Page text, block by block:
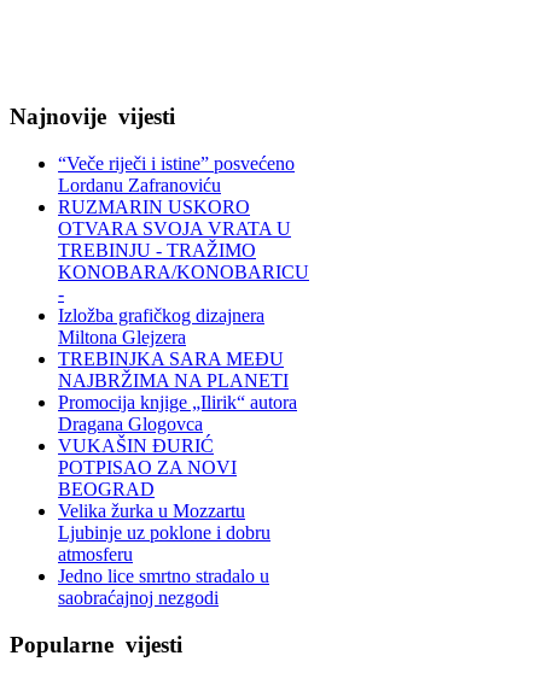
Najnovije vijesti
“Veče riječi i istine” posvećeno
Lordanu Zafranoviću
RUZMARIN USKORO
OTVARA SVOJA VRATA U
TREBINJU - TRAŽIMO
KONOBARA/KONOBARICU
-
Izložba grafičkog dizajnera
Miltona Glejzera
TREBINЈKA SARA MEĐU
NAJBRŽIMA NA PLANETI
Promocija knjige „Ilirik“ autora
Dragana Glogovca
VUKAŠIN ĐURIĆ
POTPISAO ZA NOVI
BEOGRAD
Velika žurka u Mozzartu
Ljubinje uz poklone i dobru
atmosferu
Jedno lice smrtno stradalo u
saobraćajnoj nezgodi
Popularne vijesti